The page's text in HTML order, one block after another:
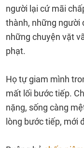
người lại cứ mãi
thành, những người
những chuyện vặt
phạt.
Họ tự giam mình
mất lối bước tiếp.
nặng, sống càng
lòng bước tiếp, mới